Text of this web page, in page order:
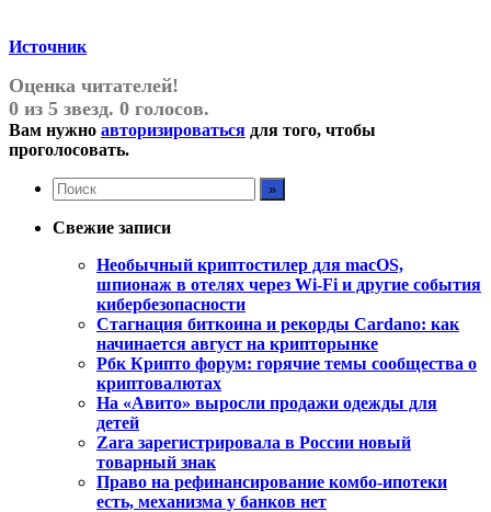
Источник
Оценка читателей!
0 из 5 звезд. 0 голосов.
Вам нужно авторизироваться для того, чтобы
проголосовать.
Свежие записи
Необычный криптостилер для macOS,
шпионаж в отелях через Wi-Fi и другие события
кибербезопасности
Стагнация биткоина и рекорды Cardano: как
начинается август на крипторынке
Рбк Крипто форум: горячие темы сообщества о
криптовалютах
На «Авито» выросли продажи одежды для
детей
Zara зарегистрировала в России новый
товарный знак
Право на рефинансирование комбо-ипотеки
есть, механизма у банков нет